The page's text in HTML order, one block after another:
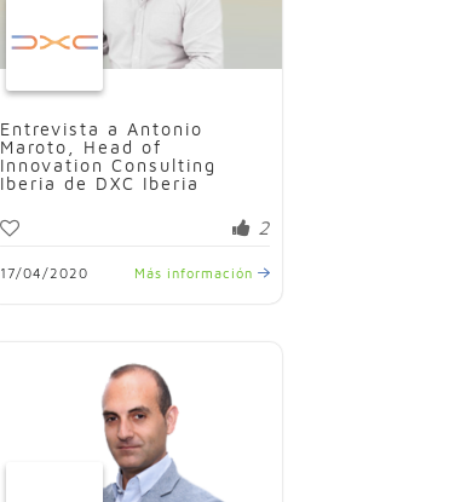
Entrevista a Antonio
Maroto, Head of
Innovation Consulting
Iberia de DXC Iberia
2
17/04/2020 Más información